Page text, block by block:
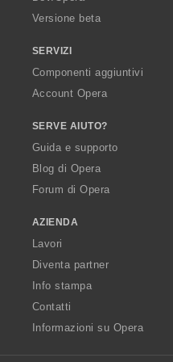
Versione beta
SERVIZI
Componenti aggiuntivi
Account Opera
SERVE AIUTO?
Guida e supporto
Blog di Opera
Forum di Opera
AZIENDA
Lavori
Diventa partner
Info stampa
Contatti
Informazioni su Opera